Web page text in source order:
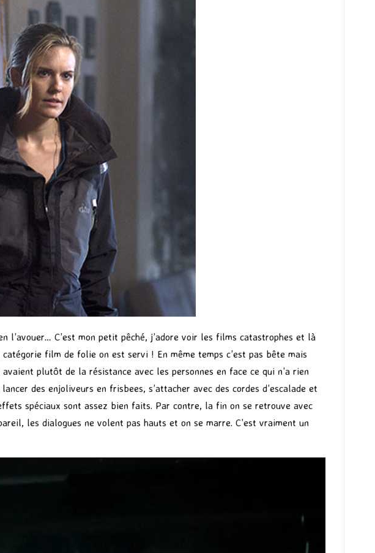
l’avouer… C’est mon petit pêché, j’adore voir les films catastrophes et là
film de folie on est servi ! En même temps c’est pas bête mais
plutôt de la résistance avec les personnes en face ce qui n’a rien
des enjoliveurs en frisbees, s’attacher avec des cordes d’escalade et
spéciaux sont assez bien faits. Par contre, la fin on se retrouve avec
les dialogues ne volent pas hauts et on se marre. C’est vraiment un